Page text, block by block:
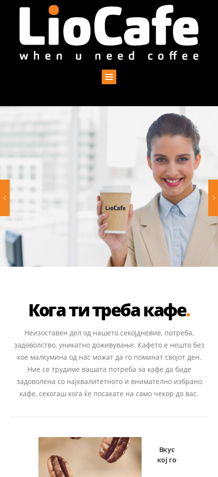
Кога ти треба кафе
Неизоставен дел од нашето секојдневие, потреба,
задоволство, уникатно доживување. Кафето е нешто без
кое малкумина од нас можат да го поминат својот ден.
Ние се трудиме вашата потреба за кафе да биде
задоволена со најквалитетното и внимателно избрано
кафе, секогаш кога ќе посакате на само чекор до вас.
Вкус
кој го